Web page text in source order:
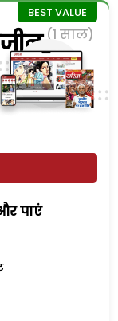
(1 साल)
पाएं